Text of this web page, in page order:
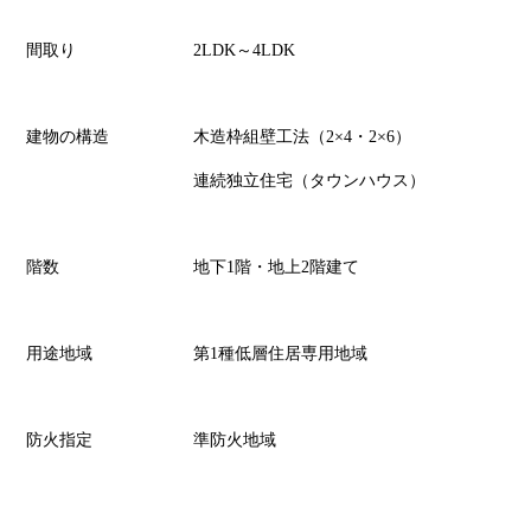
間取り 2LDK～4LDK
建物の構造 木造枠組壁工法（2×4・2×6）
連続独立住宅（タウンハウス）
階数 地下1階・地上2階建て
用途地域 第1種低層住居専用地域
防火指定 準防火地域